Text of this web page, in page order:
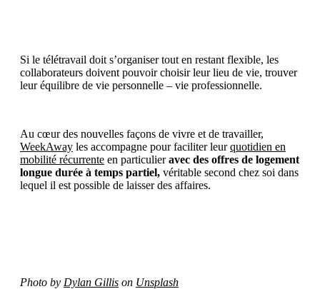
Si le télétravail doit s’organiser tout en restant flexible, les
collaborateurs doivent pouvoir choisir leur lieu de vie, trouver
leur équilibre de vie personnelle – vie professionnelle.
Au cœur des nouvelles façons de vivre et de travailler,
WeekAway les accompagne pour faciliter leurquotidien en
mobilité récurrente en particulieravec des offres de logement
longue durée à temps partiel, véritable second chez soi dans
lequel il est possible de laisser des affaires.
Photo by Dylan Gillis on Unsplash